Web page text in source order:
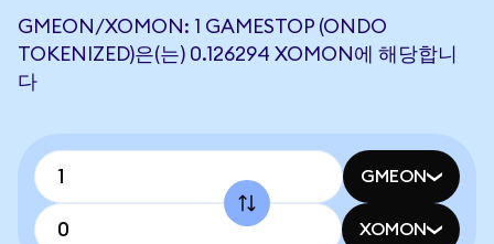
GMEON/XOMON: 1 GAMESTOP (ONDO
TOKENIZED)은(는) 0.126294 XOMON에 해당합니
다
GMEON
XOMON